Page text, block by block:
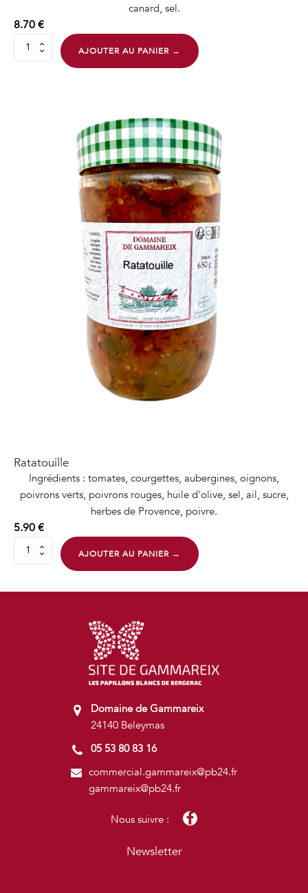
canard, sel.
8.70€
quantité
de
AJOUTER AU PANIER →
Ratatouille
Ingrédients : tomates, courgettes, aubergines, oignons,
poivrons verts, poivrons rouges, huile d'olive, sel, ail, sucre,
herbes de Provence, poivre.
5.90€
quantité
de
AJOUTER AU PANIER →
Domaine de Gammareix
24140 Beleymas
05 53 80 83 16
commercial.gammareix@pb24.fr
gammareix@pb24.fr
Nous suivre :
Newsletter